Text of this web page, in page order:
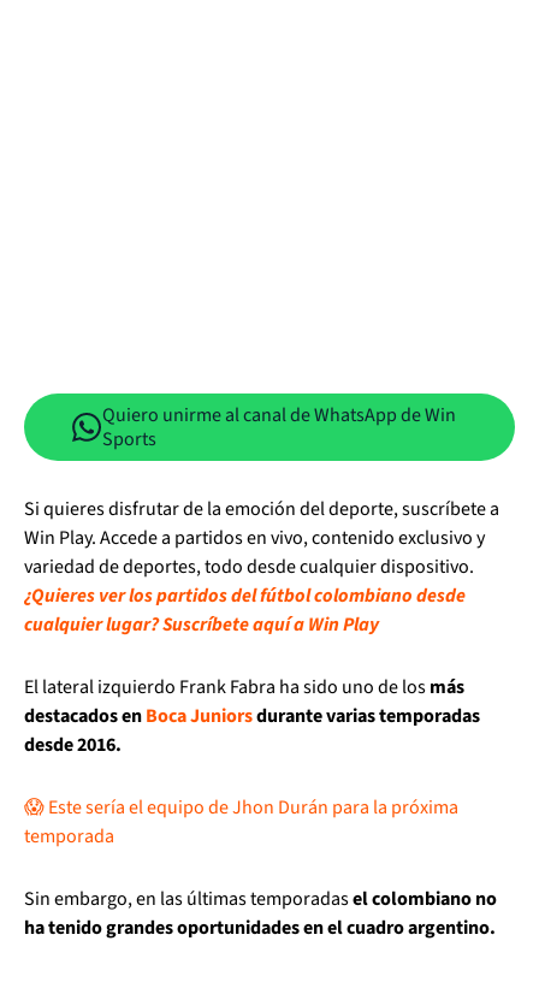
Quiero unirme al canal de WhatsApp de Win
Sports
Si quieres disfrutar de la emoción del deporte, suscríbete a
Win Play. Accede a partidos en vivo, contenido exclusivo y
variedad de deportes, todo desde cualquier dispositivo.
¿Quieres ver los partidos del fútbol colombiano desde
cualquier lugar? Suscríbete aquí a Win Play
El lateral izquierdo Frank Fabra ha sido uno de losmás
destacados enBoca Juniorsdurante varias temporadas
desde 2016.
😱 Este sería el equipo de Jhon Durán para la próxima
temporada
Sin embargo, en las últimas temporadasel colombiano no
ha tenido grandes oportunidades en el cuadro argentino.